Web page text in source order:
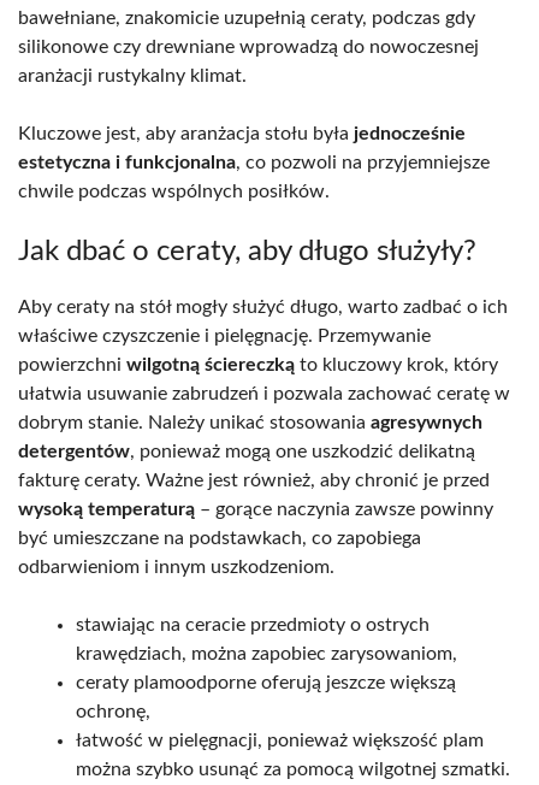
bawełniane, znakomicie uzupełnią ceraty, podczas gdy
silikonowe czy drewniane wprowadzą do nowoczesnej
aranżacji rustykalny klimat.
Kluczowe jest, aby aranżacja stołu była jednocześnie
estetyczna i funkcjonalna, co pozwoli na przyjemniejsze
chwile podczas wspólnych posiłków.
Jak dbać o ceraty, aby długo służyły?
Aby ceraty na stół mogły służyć długo, warto zadbać o ich
właściwe czyszczenie i pielęgnację. Przemywanie
powierzchni wilgotną ściereczką to kluczowy krok, który
ułatwia usuwanie zabrudzeń i pozwala zachować ceratę w
dobrym stanie. Należy unikać stosowania agresywnych
detergentów, ponieważ mogą one uszkodzić delikatną
fakturę ceraty. Ważne jest również, aby chronić je przed
wysoką temperaturą – gorące naczynia zawsze powinny
być umieszczane na podstawkach, co zapobiega
odbarwieniom i innym uszkodzeniom.
stawiając na ceracie przedmioty o ostrych
krawędziach, można zapobiec zarysowaniom,
ceraty plamoodporne oferują jeszcze większą
ochronę,
łatwość w pielęgnacji, ponieważ większość plam
można szybko usunąć za pomocą wilgotnej szmatki.